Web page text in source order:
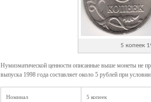
5 копеек
Нумизматической ценности описанные выше монеты не
выпуска 1998 года составляет около 5 рублей при
Номинал 5 копеек